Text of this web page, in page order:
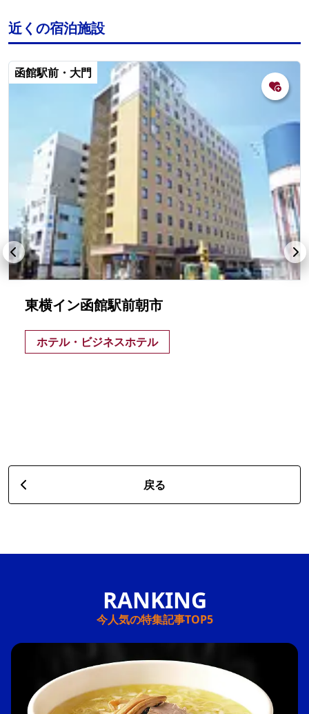
近くの宿泊施設
函館駅前・大門
東横イン函館駅前朝市
ホテル・ビジネスホテル
戻る
今人気の特集記事TOP5